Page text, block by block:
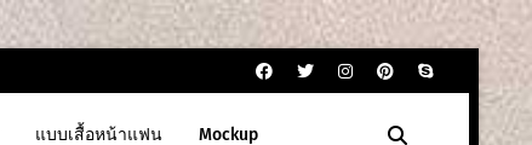
แบบเสื้อหน้าแฟน Mockup